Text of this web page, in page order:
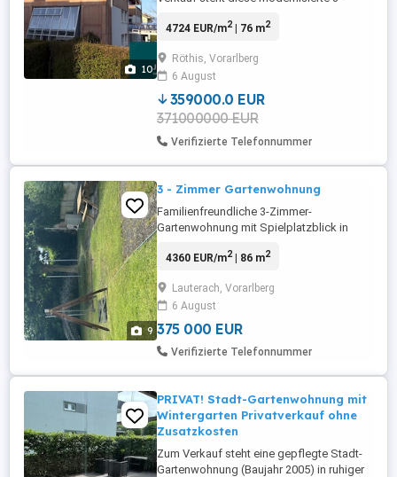
10
Röthis. Errichtet wurde die Wohnanlage
Wohnbauselbsthilfe im Jahr 1993 in
massiver Bauweise. Die Anlage wurde
über die Jahre stets gepflegt und
modernisiert. Im ...
4724 EUR/m2| 76 m2
Röthis, Vorarlberg
6 August
359000.0 EUR
371000000 EUR
Verifizierte Telefonnummer
9
3 - Zimmer Gartenwohnung
Familienfreundliche 3-Zimmer-
Gartenwohnung mit Spielplatzblick in
350 inkl. Reparaturfond pro Monat (je
gepflegte 3-Zimmer-Gartenwohnung mit
ca. **86 m Wohnfläche** befindet sich in
zentraler Lage im Herzen von Lauterach ...
4360 EUR/m2| 86 m2
Lauterach, Vorarlberg
6 August
375 000 EUR
Verifizierte Telefonnummer
PRIVAT! Stadt-Gartenwohnung mit
Wintergarten Privatverkauf ohne
Zusatzkosten
Zum Verkauf steht eine gepflegte Stadt-
Gartenwohnung (Baujahr 2005) in ruhiger